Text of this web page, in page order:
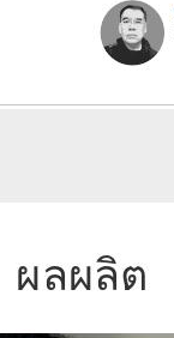
ผลผลิต